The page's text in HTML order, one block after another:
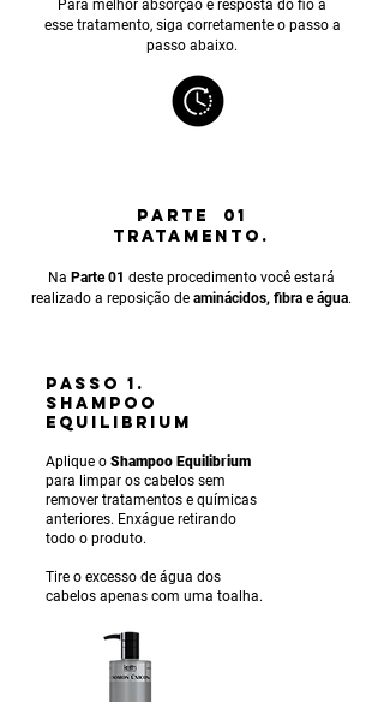
Para melhor absorção e resposta do fio a
esse tratamento, siga corretamente o passo a
passo abaixo.
PARTE 01
TRATAMENTO.
Na Parte 01 deste procedimento você estará
realizado a reposição de aminácidos, fibra e água.
PASSO 1.
SHAMPOO
EQUILIBRIUM
Aplique o Shampoo Equilibrium
para limpar os cabelos sem
remover tratamentos e químicas
anteriores. Enxágue retirando
todo o produto.
Tire o excesso de água dos
cabelos apenas com uma toalha.